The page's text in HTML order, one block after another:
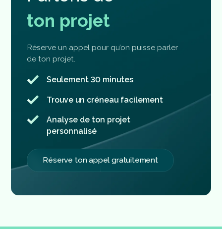
ton projet
Réserve un appel pour qu’on puisse parler
de ton projet.
Seulement 30 minutes
Trouve un créneau facilement
Analyse de ton projet
personnalisé
Réserve ton appel gratuitement